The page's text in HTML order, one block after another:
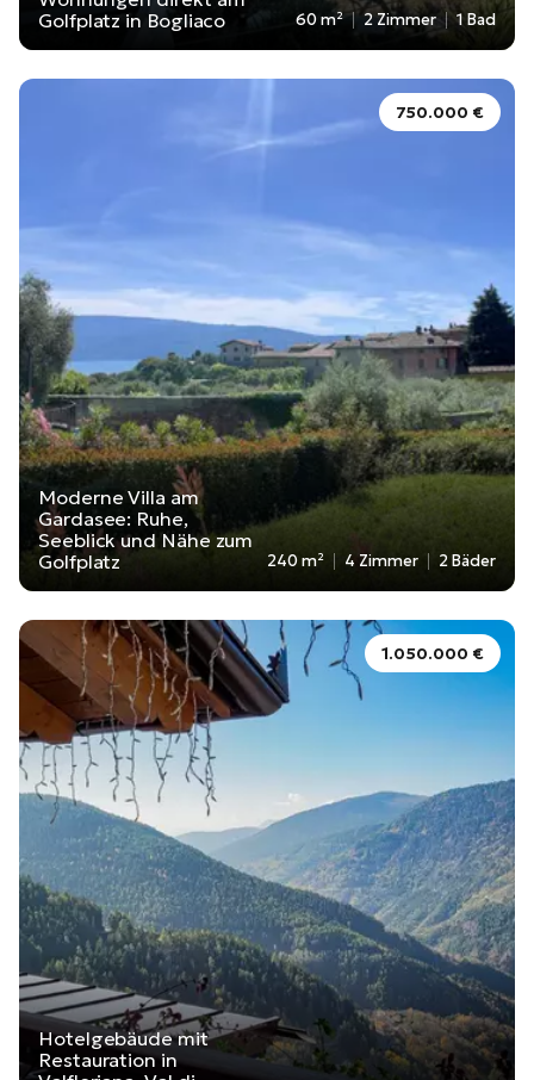
Golfplatz in Bogliaco
60 m² 2 Zimmer 1 Bad
750.000 €
Moderne Villa am
Gardasee: Ruhe,
Seeblick und Nähe zum
Golfplatz
240 m² 4 Zimmer 2 Bäder
1.050.000 €
Hotelgebäude mit
Restauration in